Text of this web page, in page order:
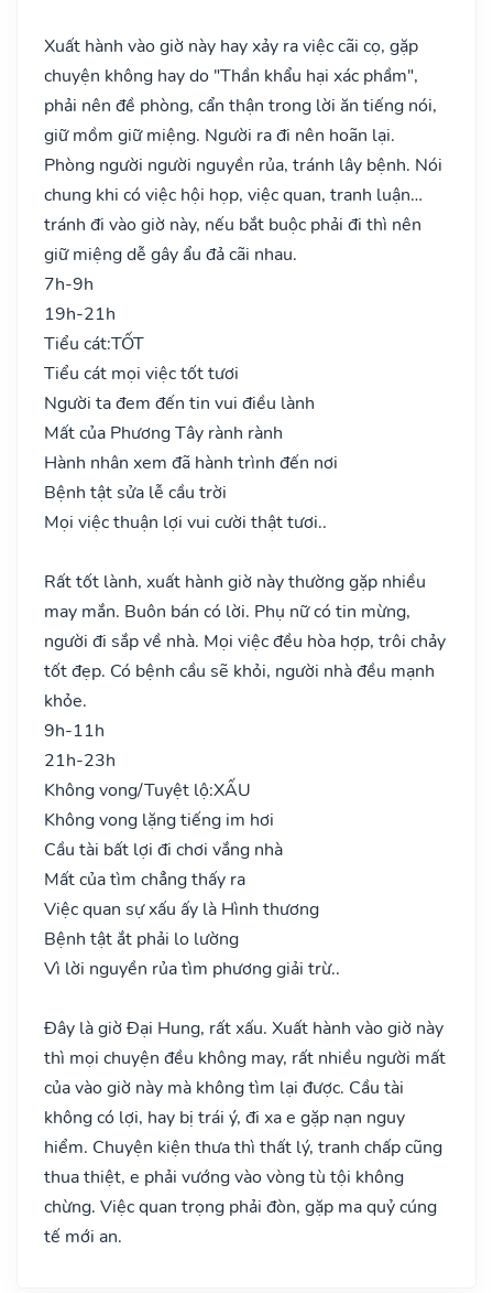
Xuất hành vào giờ này hay xảy ra việc cãi cọ, gặp
chuyện không hay do "Thần khẩu hại xác phầm",
phải nên đề phòng, cẩn thận trong lời ăn tiếng nói,
giữ mồm giữ miệng. Người ra đi nên hoãn lại.
Phòng người người nguyền rủa, tránh lây bệnh. Nói
chung khi có việc hội họp, việc quan, tranh luận…
tránh đi vào giờ này, nếu bắt buộc phải đi thì nên
giữ miệng dễ gây ẩu đả cãi nhau.
7h-9h
19h-21h
Tiểu cát:TỐT
Tiểu cát mọi việc tốt tươi
Người ta đem đến tin vui điều lành
Mất của Phương Tây rành rành
Hành nhân xem đã hành trình đến nơi
Bệnh tật sửa lễ cầu trời
Mọi việc thuận lợi vui cười thật tươi..
Rất tốt lành, xuất hành giờ này thường gặp nhiều
may mắn. Buôn bán có lời. Phụ nữ có tin mừng,
người đi sắp về nhà. Mọi việc đều hòa hợp, trôi chảy
tốt đẹp. Có bệnh cầu sẽ khỏi, người nhà đều mạnh
khỏe.
9h-11h
21h-23h
Không vong/Tuyệt lộ:XẤU
Không vong lặng tiếng im hơi
Cầu tài bất lợi đi chơi vắng nhà
Mất của tìm chẳng thấy ra
Việc quan sự xấu ấy là Hình thương
Bệnh tật ắt phải lo lường
Vì lời nguyền rủa tìm phương giải trừ..
Đây là giờ Đại Hung, rất xấu. Xuất hành vào giờ này
thì mọi chuyện đều không may, rất nhiều người mất
của vào giờ này mà không tìm lại được. Cầu tài
không có lợi, hay bị trái ý, đi xa e gặp nạn nguy
hiểm. Chuyện kiện thưa thì thất lý, tranh chấp cũng
thua thiệt, e phải vướng vào vòng tù tội không
chừng. Việc quan trọng phải đòn, gặp ma quỷ cúng
tế mới an.